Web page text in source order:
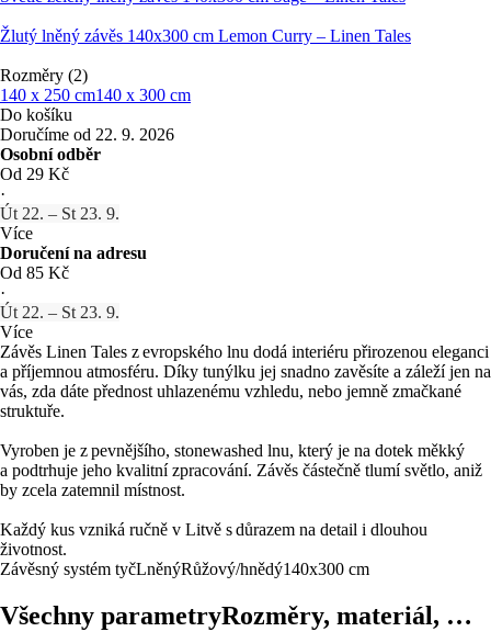
Žlutý lněný závěs 140x300 cm Lemon Curry – Linen Tales
Rozměry (2)
140 x 250 cm140 x 300 cm
Do košíku
Doručíme od 22. 9. 2026
Osobní odběr
Od 29 Kč
·
Út 22. – St 23. 9.
Více
Doručení na adresu
Od 85 Kč
·
Út 22. – St 23. 9.
Více
Závěs Linen Tales z evropského lnu dodá interiéru přirozenou eleganci
a příjemnou atmosféru. Díky tunýlku jej snadno zavěsíte a záleží jen na
vás, zda dáte přednost uhlazenému vzhledu, nebo jemně zmačkané
struktuře.
Vyroben je z pevnějšího, stonewashed lnu, který je na dotek měkký
a podtrhuje jeho kvalitní zpracování. Závěs částečně tlumí světlo, aniž
by zcela zatemnil místnost.
Každý kus vzniká ručně v Litvě s důrazem na detail i dlouhou
životnost.
Závěsný systém tyčLněnýRůžový/hnědý140x300 cm
Všechny parametryRozměry, materiál, …